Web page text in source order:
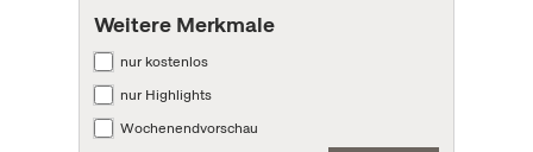
Weitere Merkmale
nur kostenlos
nur Highlights
Wochenendvorschau